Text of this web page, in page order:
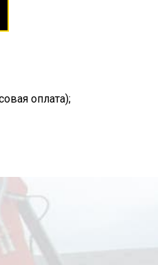
оплата);